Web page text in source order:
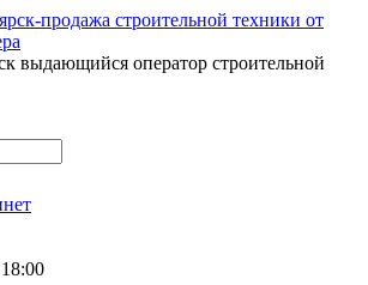
выдающийся оператор строительной